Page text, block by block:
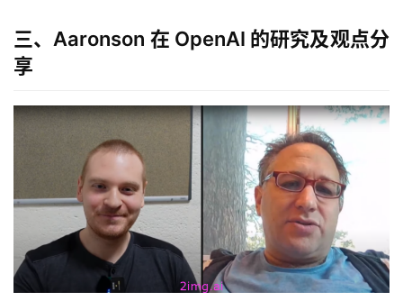
三、Aaronson 在 OpenAI 的研究及观点分
享